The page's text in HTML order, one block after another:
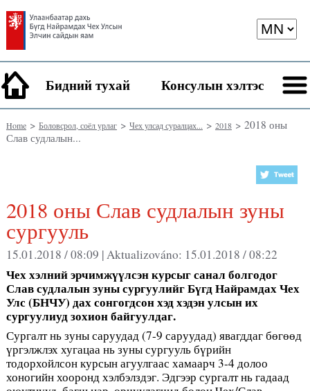
Бидний тухай Консулын хэлтэс
Home> Боловсрол, соёл урлаг> Чех улсад суралцах... > 2018> 2018 оны
Слав судлалын...
2018 оны Слав судлалын зуны
сургууль
15.01.2018 / 08:09 |Aktualizováno: 15.01.2018 / 08:22
Чех хэлнийэрчимжүүлсэнкурсыгсанал болгодог
Слав судлалын зуны сургуулийг Бүгд Найрамдах Чех
Улс (БНЧУ) дах сонгогдсон хэд хэдэн улсын их
сургуулиуд зохион байгуулдаг.
Сургалт нь зуны саруудад (7-9 саруудад) явагддаг бөгөөд
үргэлжлэх хугацаа нь зуны сургууль бүрийн
тодорхойлсон курсын агуулгаас хамаарч 3-4 долоо
хоногийн хооронд хэлбэлздэг. Эдгээр сургалт нь гадаад